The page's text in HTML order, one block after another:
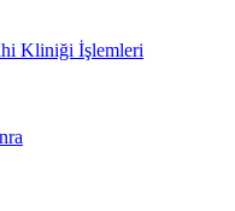
Kliniği İşlemleri